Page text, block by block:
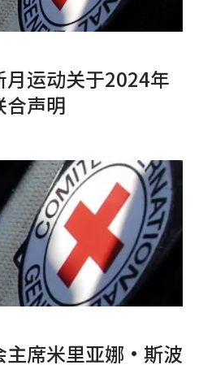
运动关于2024年
合声明
主席米里亚娜·斯波